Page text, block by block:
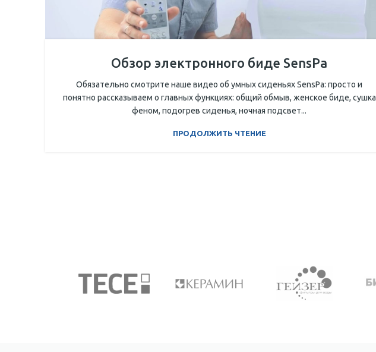
Обзор электронного биде SensPa
Обязательно смотрите наше видео об умных сиденьях SensPa: просто и
понятно рассказываем о главных функциях: общий обмыв, женское биде, сушка
феном, подогрев сиденья, ночная подсвет...
ПРОДОЛЖИТЬ ЧТЕНИЕ